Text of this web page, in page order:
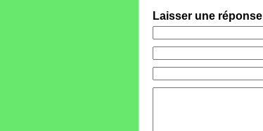
Laisser une réponse